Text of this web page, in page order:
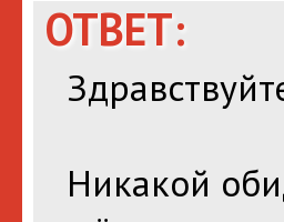
ОТВЕТ:
Никакой